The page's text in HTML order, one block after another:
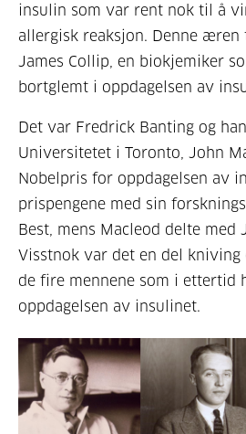
insulin som var rent nok til å
allergisk reaksjon. Denne
James Collip, en biokjemiker
bortglemt i oppdagelsen av
Det var Fredrick Banting og
Universitetet i Toronto, John
Nobelpris for oppdagelsen av
prispengene med sin
Best, mens Macleod delte med
Visstnok var det en del
de fire mennene som i
oppdagelsen av insulinet.